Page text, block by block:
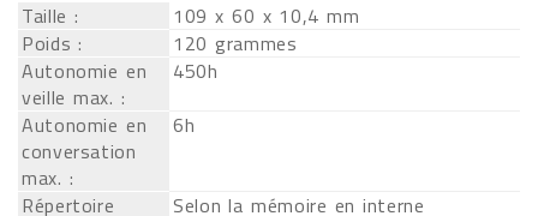
Taille :
109 x 60 x 10,4 mm
Poids :
120 grammes
Autonomie en
veille max. :
450h
Autonomie en
conversation
max. :
6h
Répertoire
Selon la mémoire en interne